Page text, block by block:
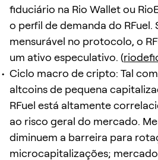
fiduciário na Rio Wallet ou
o perfil de demanda do RFuel.
mensurável no protocolo, o
um ativo especulativo. (
Ciclo macro de cripto: Tal
altcoins de pequena
RFuel está altamente
ao risco geral do mercado.
diminuem a barreira para
microcapitalizações;